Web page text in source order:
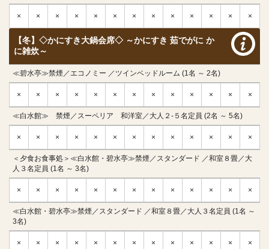
× × × × × × × × × × × × ×
【冬】◇かにすき大鍋会席◇ ～かにすき 茹でがに か
に雑炊～
≪碧水亭≫禁煙／エコノミー ／ツインベッドルーム (1名 ～ 2名)
× × × × × × × × × × × × ×
≪白水館≫ 禁煙／スーペリア 和洋室／大人２-５名定員 (2名 ～ 5名)
× × × × × × × × × × × × ×
＜夕食お食事処＞≪白水館・碧水亭≫禁煙／スタンダード ／和室８畳／大
人３名定員 (1名 ～ 3名)
× × × × × × × × × × × × ×
≪白水館・碧水亭≫禁煙／スタンダード ／和室８畳／大人３名定員 (1名 ～
3名)
× × × × × × × × × × × × ×